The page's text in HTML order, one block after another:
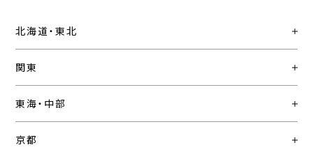
北海道・東北
関東
東海・中部
京都